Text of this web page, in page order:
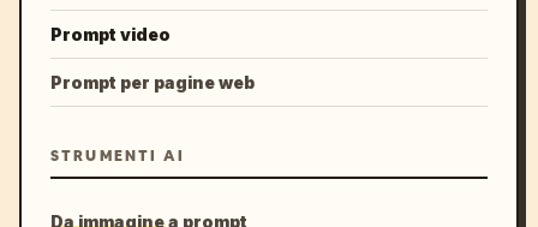
Prompt video
Prompt per pagine web
STRUMENTI AI
Da immagine a prompt